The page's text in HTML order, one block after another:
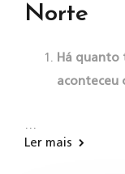
Norte
Há quanto
aconteceu
Ler mais